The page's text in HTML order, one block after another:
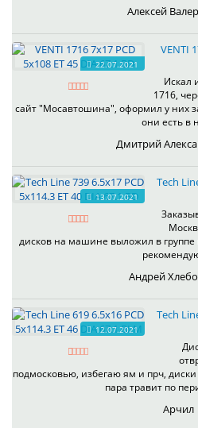
Алексей
22.07.2021
VENTI
Искал
1716,
сайт "Мосавтошина", оформил у них
они есть в
Дмитрий
13.07.2021
Tech
дисков на машине выложил в группе
Андрей
12.07.2021
Tech
подмосковью, избегаю ям и прч,
пара травит по
Арчил